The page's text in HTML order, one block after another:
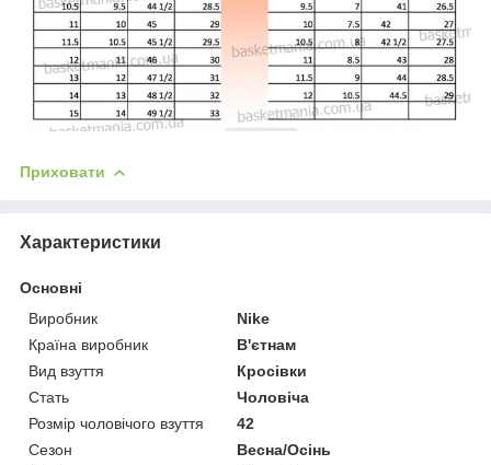
Приховати
Характеристики
Основні
Виробник
Nike
Країна виробник
В'єтнам
Вид взуття
Кросівки
Стать
Чоловіча
Розмір чоловічого взуття
42
Сезон
Весна/Осінь